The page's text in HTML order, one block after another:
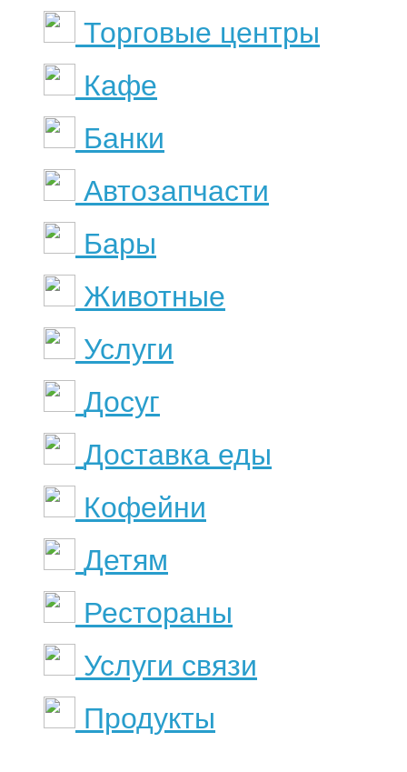
Торговые центры
Кафе
Банки
Автозапчасти
Бары
Животные
Услуги
Досуг
Доставка еды
Кофейни
Детям
Рестораны
Услуги связи
Продукты